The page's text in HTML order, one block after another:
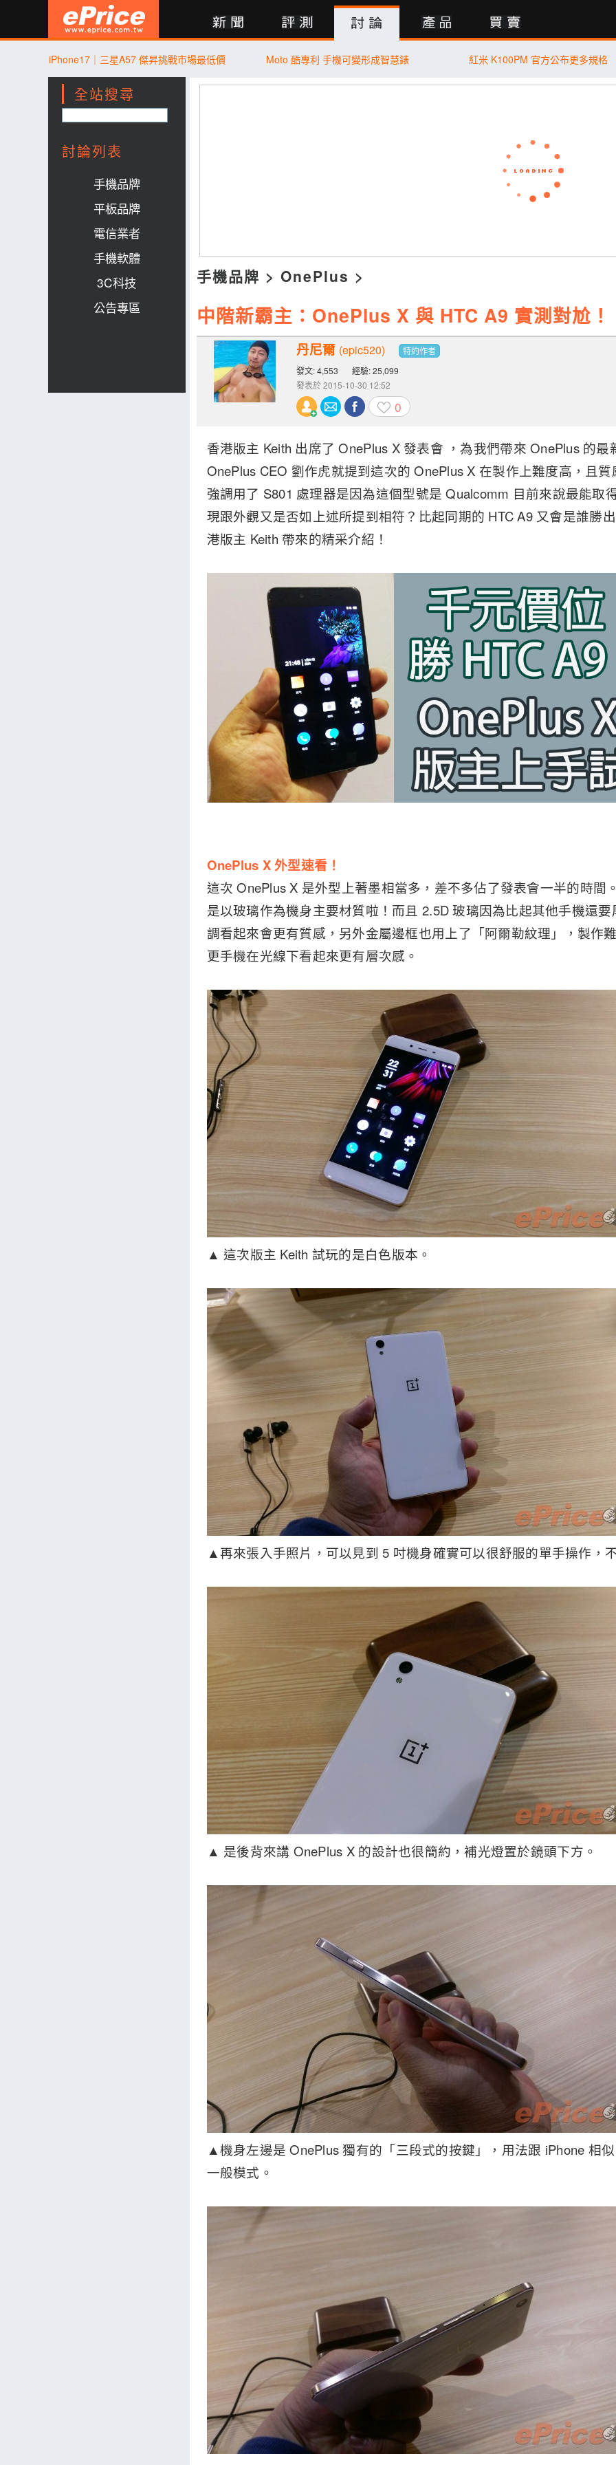
評測 討論 產品 買賣 登入 行動版
iPhone17｜三星A57 傑昇挑戰市場最低價 Moto 酷專利 手機可變形成智慧錶 紅米 K100PM 官方公布更多規格
全站搜尋
討論列表
手機品牌
平板品牌
電信業者
手機軟體
3C科技
公告專區
手機品牌 > OnePlus >
中階新霸主：OnePlus X 與 HTC A9 實測對尬！
丹尼爾 (epic520)
特約作者
發文: 4,553
經驗: 25,099
發表於 2015-10-30 12:52
0
香港版主 Keith 出席了 OnePlus X 發表會 ，為我們帶來 OnePlus 的
OnePlus CEO 劉作虎就提到這次的 OnePlus X 在製作上難度高，且
強調用了 S801 處理器是因為這個型號是 Qualcomm 目前來說最能取
現跟外觀又是否如上述所提到相符？比起同期的 HTC A9 又會是誰勝
港版主 Keith 帶來的精采介紹！
OnePlus X 外型速看！
這次 OnePlus X 是外型上著墨相當多，差不多佔了發表會一半的時間
是以玻璃作為機身主要材質啦！而且 2.5D 玻璃因為比起其他手機還
調看起來會更有質感，另外金屬邊框也用上了「阿爾勒紋理」，製作
更手機在光線下看起來更有層次感。
▲ 這次版主 Keith 試玩的是白色版本。
▲再來張入手照片，可以見到 5 吋機身確實可以很舒服的單手操作，
▲ 是後背來講 OnePlus X 的設計也很簡約，補光燈置於鏡頭下方。
▲機身左邊是 OnePlus 獨有的「三段式的按鍵」，用法跟 iPhone 相
一般模式。